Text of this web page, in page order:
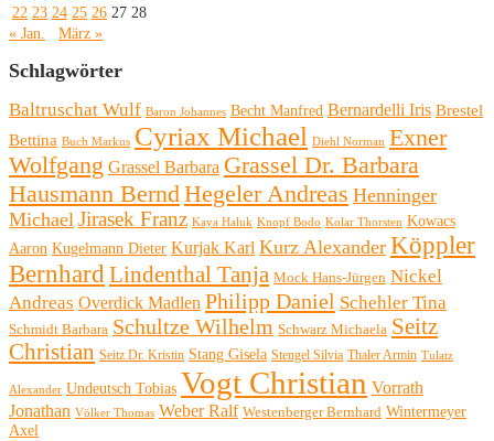
22 23 24 25 26 27 28
« Jan.
März »
Schlagwörter
Baltruschat Wulf Baron Johannes Becht Manfred Bernardelli Iris Brestel
Bettina Buch Markus Cyriax Michael Diehl Norman Exner
Wolfgang Grassel Barbara Grassel Dr. Barbara
Hausmann BerndHegeler Andreas Henninger
Michael Jirasek Franz Kaya Haluk Knopf Bodo Kolar Thorsten Kowacs
Aaron Kugelmann Dieter Kurjak Karl Kurz Alexander Köppler
BernhardLindenthal Tanja Mock Hans-Jürgen Nickel
Andreas Overdick Madlen Philipp Daniel Schehler Tina
Schmidt Barbara Schultze Wilhelm Schwarz Michaela Seitz
Christian Seitz Dr. Kristin Stang Gisela Stengel Silvia Thaler Armin Tulatz
Alexander Undeutsch Tobias Vogt Christian Vorrath
Jonathan Völker Thomas Weber Ralf Westenberger Bernhard Wintermeyer
Axel